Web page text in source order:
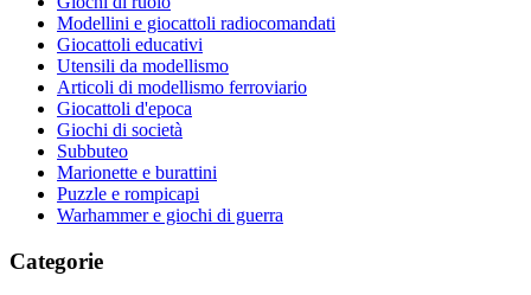
Modellini e giocattoli radiocomandati
Giocattoli educativi
Utensili da modellismo
Articoli di modellismo ferroviario
Giocattoli d'epoca
Giochi di società
Subbuteo
Marionette e burattini
Puzzle e rompicapi
Warhammer e giochi di guerra
Categorie